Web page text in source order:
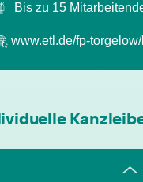
Bis zu 15
www.etl.de/fp-
betriebliche
4-Tage-Woche
mobiles Arbeiten